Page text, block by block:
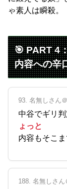
ゃ素人は瞬殺。
🎯 PART 4
内容への辛
93. 名無しさん
中谷でギリ
ょっと
内容もそこ
188. 名無しさ